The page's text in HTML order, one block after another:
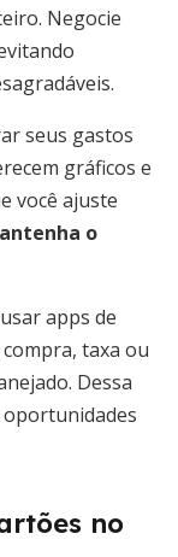
Negocie
seus gastos
gráficos e
você ajuste
o
apps de
taxa ou
Dessa
oportunidades
no